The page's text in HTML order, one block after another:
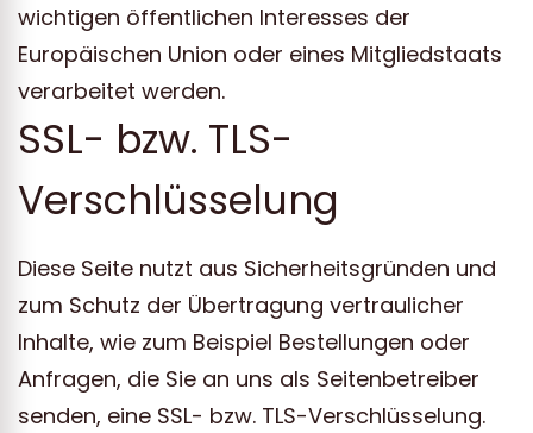
wichtigen öffentlichen Interesses der
Europäischen Union oder eines Mitgliedstaats
verarbeitet werden.
SSL- bzw. TLS-
Verschlüsselung
Diese Seite nutzt aus Sicherheitsgründen und
zum Schutz der Übertragung vertraulicher
Inhalte, wie zum Beispiel Bestellungen oder
Anfragen, die Sie an uns als Seitenbetreiber
senden, eine SSL- bzw. TLS-Verschlüsselung.